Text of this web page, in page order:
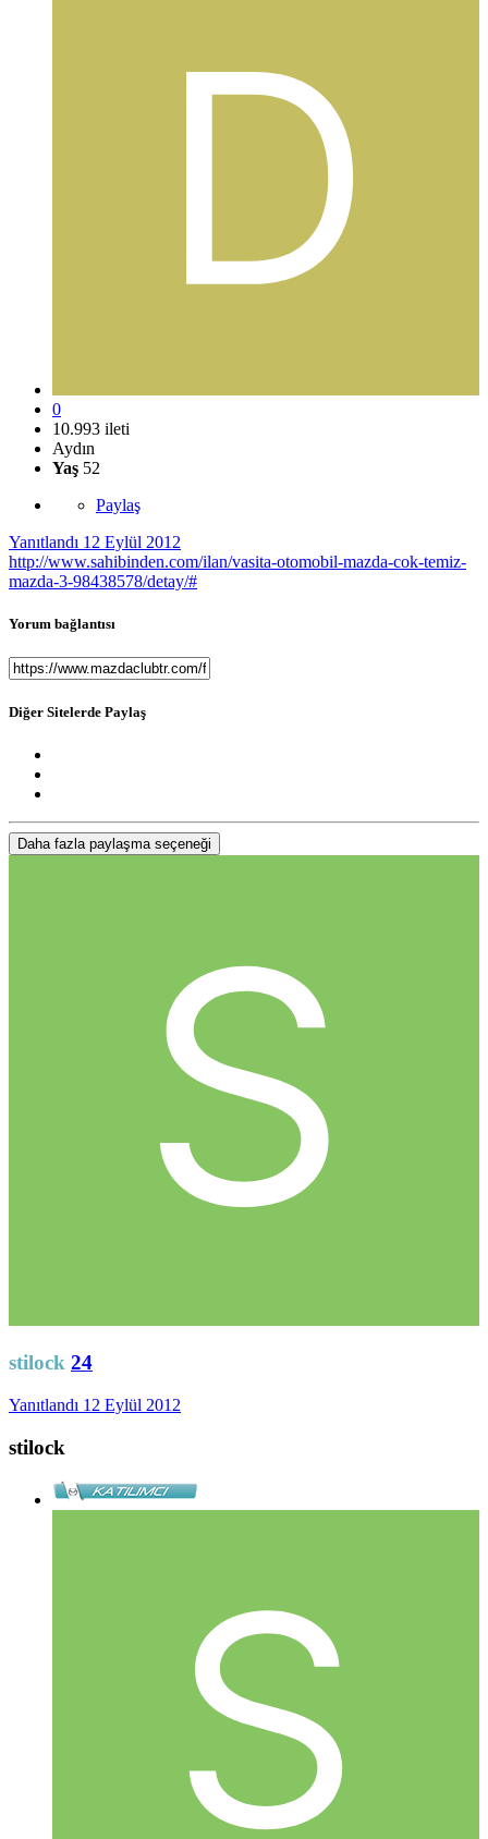
0
10.993 ileti
Aydın
Yaş 52
Paylaş
Yanıtlandı 12 Eylül 2012
http://www.sahibinden.com/ilan/vasita-otomobil-mazda-cok-temiz-
mazda-3-98438578/detay/#
Yorum bağlantısı
Diğer Sitelerde Paylaş
Daha fazla paylaşma seçeneği
stilock 24
Yanıtlandı 12 Eylül 2012
stilock